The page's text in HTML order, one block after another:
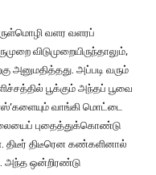
வளர வளரப்
விடுமுறையிருந்தாலும்,
அனுமதித்தது. அப்படி வரும்
பூக்கும் அந்தப் பூவை
வாங்கி மொட்டை
புதைத்துக்கொண்டு
திடீர் திடீரென கண்களினால்
அந்த ஒன்றிரண்டு